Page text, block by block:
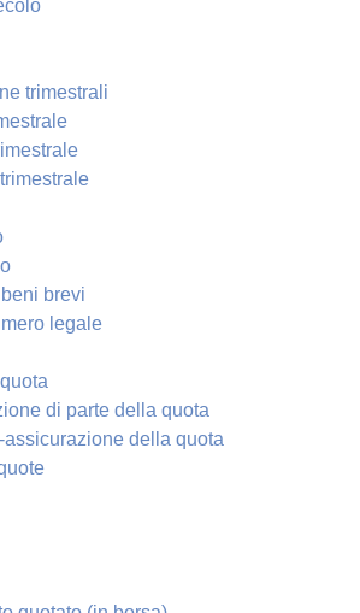
trimestrali
brevi
legale
di parte della quota
assicurazione della quota